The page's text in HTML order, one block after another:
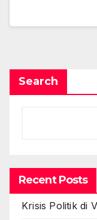
Search
Recent Posts
Krisis Politik di